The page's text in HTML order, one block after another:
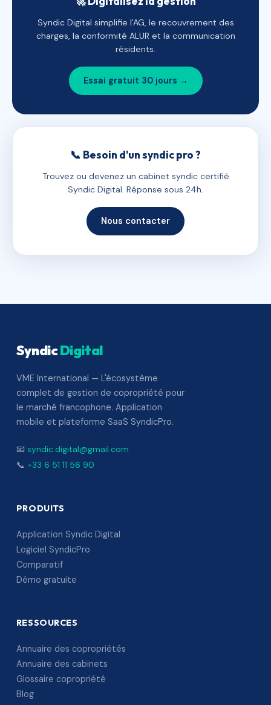
Syndic Digital simplifie l'AG, le recouvrement des
charges, la conformité ALUR et la communication
résidents.
Essai gratuit 30 jours →
📞 Besoin d'un syndic pro ?
Trouvez ou devenez un cabinet syndic certifié
Syndic Digital. Réponse sous 24h.
Nous contacter
SyndicDigital
VME International — L'écosystème
complet de gestion de copropriété pour
le marché francophone. Application
mobile et plateforme SaaS SyndicPro.
📧 syndic.digital@gmail.com
📞 +33 6 51 11 56 90
PRODUITS
Application Syndic Digital
Logiciel SyndicPro
Comparatif
Démo gratuite
RESSOURCES
Annuaire des copropriétés
Annuaire des cabinets
Glossaire copropriété
Blog